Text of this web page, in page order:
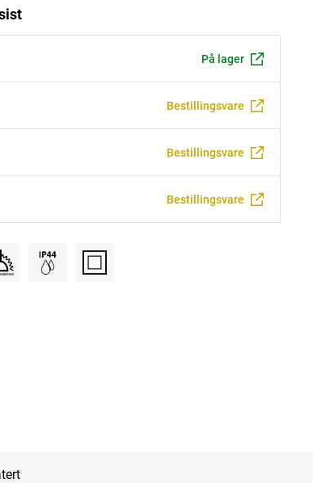
På lager
Bestillingsvare
Bestillingsvare
Bestillingsvare